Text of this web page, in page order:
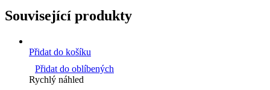
Související produkty
Přidat do košíku
Přidat do oblíbených
Rychlý náhled